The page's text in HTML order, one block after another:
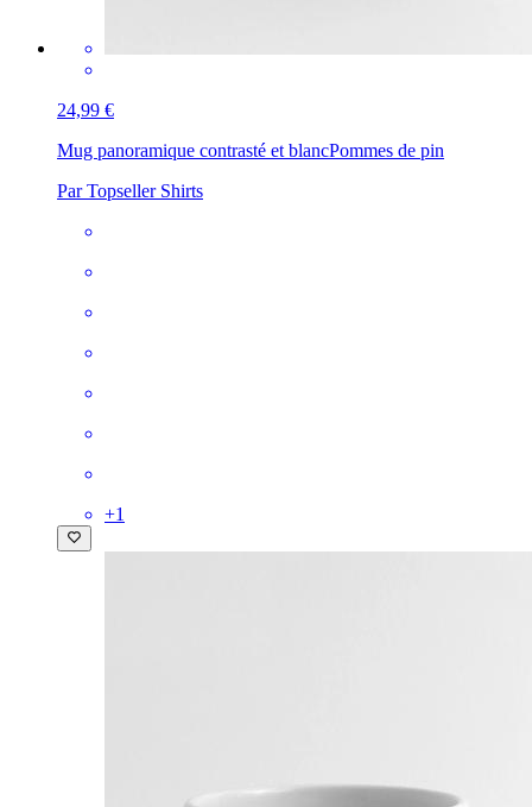
24,99 €
Mug panoramique contrasté et blancPommes de pin
Par Topseller Shirts
+1